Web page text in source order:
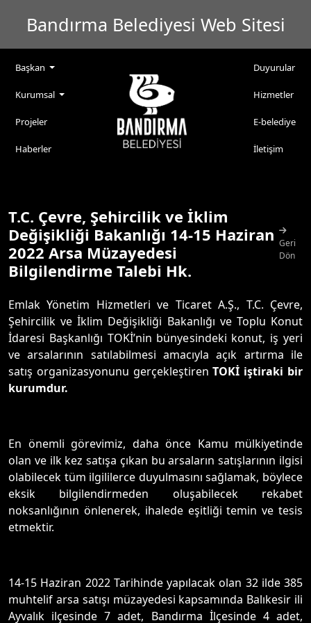
Bandırma Belediyesi Web Sitesi
Başkan
Kurumsal
Projeler
Haberler
Duyurular
Hizmetler
E-belediye
İletişim
T.C. Çevre, Şehircilik ve İklim
Değişikliği Bakanlığı 14-15 Haziran
2022 Arsa Müzayedesi
Bilgilendirme Talebi Hk.
Geri
Dön
Emlak Yönetim Hizmetleri ve Ticaret A.Ş., T.C. Çevre,
Şehircilik ve İklim Değişikliği Bakanlığı ve Toplu Konut
İdaresi Başkanlığı TOKİ’nin bünyesindeki konut, iş yeri
ve arsalarının satılabilmesi amacıyla açık artırma ile
satış organizasyonunu gerçekleştirenTOKİ iştiraki bir
kurumdur.
En önemli görevimiz, daha önce Kamu mülkiyetinde
olan ve ilk kez satışa çıkan bu arsaların satışlarının ilgisi
olabilecek tüm ilgililerce duyulmasını sağlamak, böylece
eksik bilgilendirmeden oluşabilecek rekabet
noksanlığının önlenerek, ihalede eşitliği temin ve tesis
etmektir.
14-15 Haziran 2022 Tarihinde yapılacak olan 32 ilde 385
muhtelif arsa satışı müzayedesi kapsamında Balıkesir ili
Ayvalık ilçesinde 7 adet, Bandırma İlçesinde 4 adet,